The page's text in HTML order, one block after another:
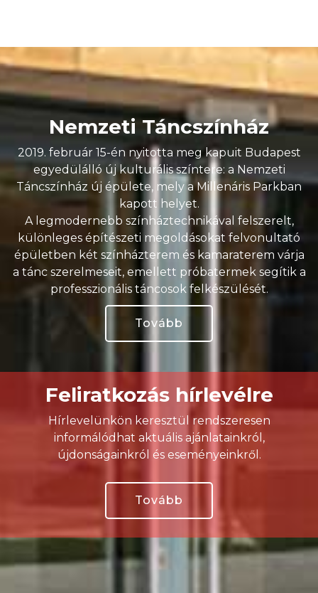
Nemzeti Táncszínház
2019. február 15-én nyitotta meg kapuit Budapest
egyedülálló új kulturális színtere: a Nemzeti
Táncszínház új épülete, mely a Millenáris Parkban
kapott helyet.
A legmodernebb színháztechnikával felszerelt,
különleges építészeti megoldásokat felvonultató
épületben két színházterem és kamaraterem várja
a tánc szerelmeseit, emellett próbatermek segítik a
professzionális táncosok felkészülését.
Tovább
Feliratkozás hírlevélre
Hírlevelünkön keresztül rendszeresen
informálódhat aktuális ajánlatainkról,
újdonságainkról és eseményeinkről.
Tovább